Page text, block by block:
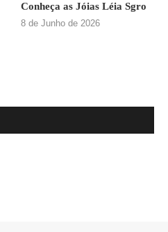
Conheça as Jóias Léia Sgro
8 de Junho de 2026